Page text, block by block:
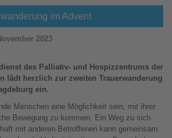
im Advent
2023
des Palliativ- und Hospizzentrums der
lädt herzlich zur zweiten Trauerwanderung
ein.
Menschen eine Möglichkeit sein, mit ihrer
Bewegung zu kommen. Ein Weg zu sich
mit anderen Betroffenen kann gemeinsam